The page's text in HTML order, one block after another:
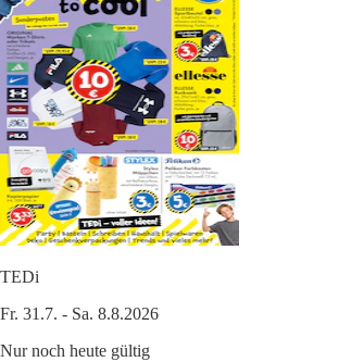
TEDi
Fr. 31.7. - Sa. 8.8.2026
Nur noch heute gültig